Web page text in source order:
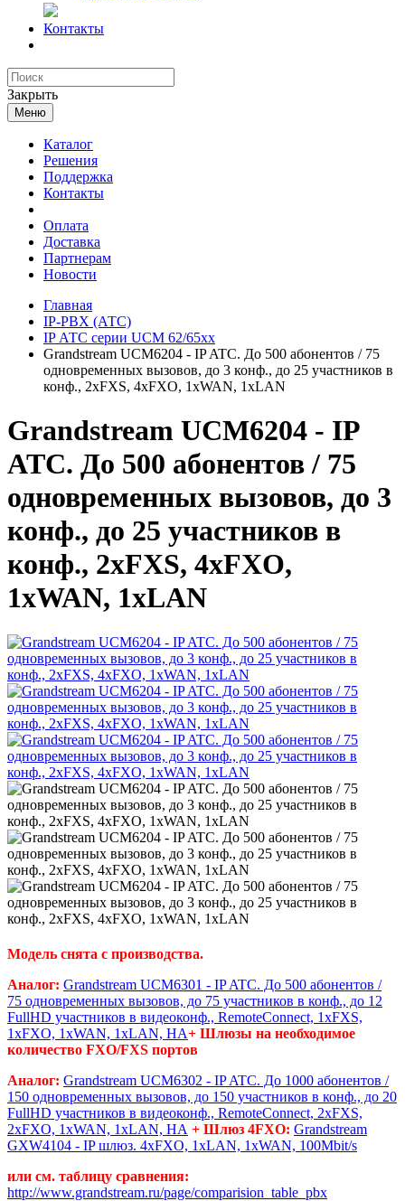
Контакты
Закрыть
Меню
Каталог
Решения
Поддержка
Контакты
Оплата
Доставка
Партнерам
Новости
Главная
IP-PBX (АТС)
IP АТС серии UCM 62/65xx
Grandstream UCM6204 - IP ATC. До 500 абонентов / 75
одновременных вызовов, до 3 конф., до 25 участников в
конф., 2хFXS, 4xFXO, 1xWAN, 1xLAN
Grandstream UCM6204 - IP
ATC. До 500 абонентов / 75
одновременных вызовов, до 3
конф., до 25 участников в
конф., 2хFXS, 4xFXO,
1xWAN, 1xLAN
Модель снята с производства.
Аналог: Grandstream UCM6301 - IP ATC. До 500 абонентов /
75 одновременных вызовов, до 75 участников в конф., до 12
FullHD участников в видеоконф., RemoteConnect, 1хFXS,
1xFXO, 1xWAN, 1xLAN, HA+ Шлюзы на необходимое
количество FXO/FXS портов
Аналог: Grandstream UCM6302 - IP ATC. До 1000 абонентов /
150 одновременных вызовов, до 150 участников в конф., до 20
FullHD участников в видеоконф., RemoteConnect, 2хFXS,
2xFXO, 1xWAN, 1xLAN, HA + Шлюз 4FXO: Grandstream
GXW4104 - IP шлюз. 4xFXO, 1xLAN, 1xWAN, 100Mbit/s
или см. таблицу сравнения:
http://www.grandstream.ru/page/comparision_table_pbx